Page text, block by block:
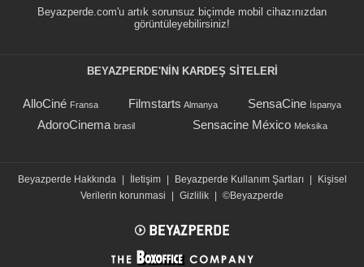
Beyazperde.com'u artık sorunsuz biçimde mobil cihazınızdan
görüntüleyebilirsiniz!
BEYAZPERDE'NIN KARDEŞ SİTELERİ
AlloCiné Fransa Filmstarts Almanya SensaCine İspanya
AdoroCinema brasil Sensacine México Meksika
Beyazperde Hakkında | İletişim | Beyazperde Kullanım Şartları |
Kişisel
Verilerin korunmasi
| Gizlilik | ©Beyazperde